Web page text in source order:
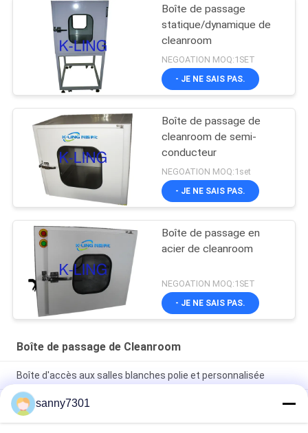
Boîte de passage
statique/dynamique de
cleanroom
NEGOATION MOQ:1SET
- JE NE SAIS PAS.
Boîte de passage de
cleanroom de semi-
conducteur
NEGOATION MOQ:1set
- JE NE SAIS PAS.
Boîte de passage en
acier de cleanroom
NEGOATION MOQ:1SET
- JE NE SAIS PAS.
Boîte de passage de Cleanroom
Boîte d'accès aux salles blanches polie et personnalisée
Boîte de passage statique de pièce propre de laboratoire avec
le Cabinet 304 d'acier inoxydable de lumière UV
sanny7301